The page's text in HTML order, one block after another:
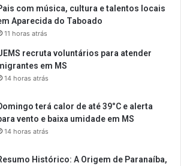
com música, cultura e talentos locais
Aparecida do Taboado
11 horas atrás
recruta voluntários para atender
em MS
14 horas atrás
terá calor de até 39°C e alerta
vento e baixa umidade em MS
14 horas atrás
Histórico: A Origem de Paranaíba,